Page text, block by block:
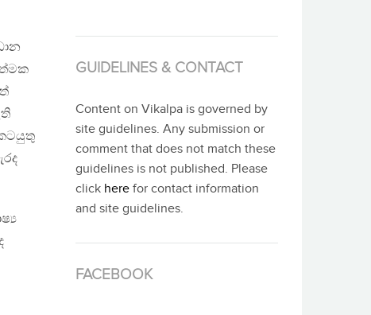
GUIDELINES & CONTACT
Content on Vikalpa is governed by
site guidelines. Any submission or
comment that does not match these
guidelines is not published. Please
click here for contact information
and site guidelines.
FACEBOOK